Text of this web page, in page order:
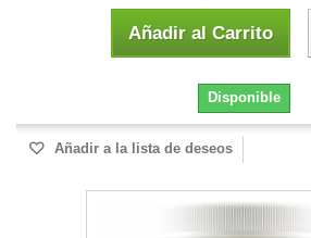
Añadir al Carrito
Disponible
Añadir a la lista de deseos